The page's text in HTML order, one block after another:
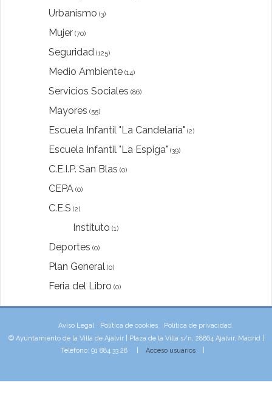
Urbanismo (3)
Mujer (70)
Seguridad (125)
Medio Ambiente (14)
Servicios Sociales (86)
Mayores (55)
Escuela Infantil "La Candelaría" (2)
Escuela Infantil "La Espiga" (39)
C.E.I.P. San Blas (0)
CEPA (0)
C.E.S (2)
Instituto (1)
Deportes (0)
Plan General (0)
Feria del Libro (0)
Aviso Legal Política de cookies
Política de privacidad
© Ayuntamiento de la Villa de Ajalvir | Plaza de la Villa s/n, 28864 Ajalvir, Madrid |
Teléfono: 91 884 33 28 | Acceso usuarios|